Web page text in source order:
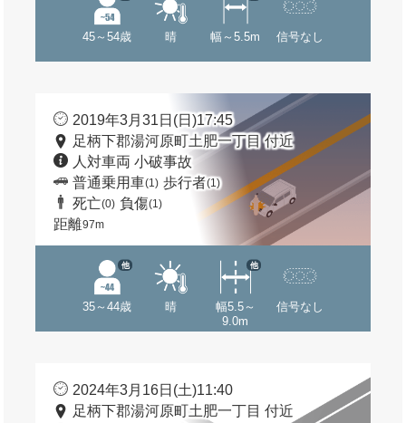
45～54歳 晴 幅～5.5m 信号なし
2019年3月31日(日)17:45
足柄下郡湯河原町土肥一丁目 付近
人対車両 小破事故
普通乗用車(1) 歩行者(1)
死亡(0) 負傷(1)
距離97m
35～44歳
他
晴
幅5.5～
9.0m
他
信号なし
2024年3月16日(土)11:40
足柄下郡湯河原町土肥一丁目 付近